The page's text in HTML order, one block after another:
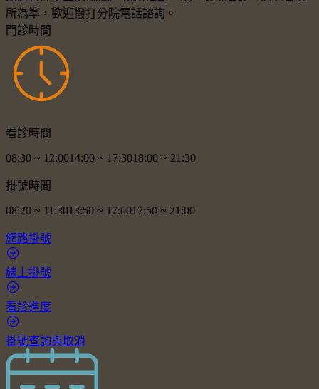
所為準，歡迎撥打分院電話諮詢。
門診時間
看診時間
08:30 ~ 12:0014:00 ~ 17:3018:00 ~ 21:30
掛號時間
08:20 ~ 11:3013:50 ~ 17:0017:50 ~ 21:00
網路掛號
線上掛號
看診進度
掛號查詢與取消